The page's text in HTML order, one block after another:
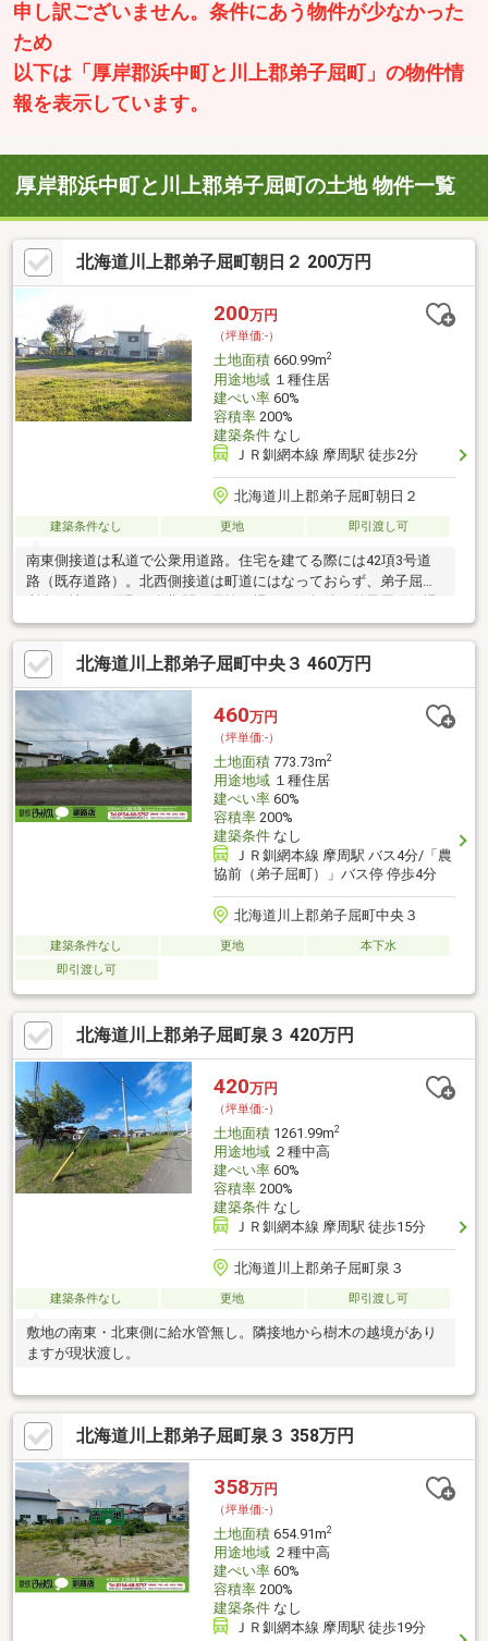
申し訳ございません。条件にあう物件が少なかった
ため
以下は「厚岸郡浜中町と川上郡弟子屈町」の物件情
報を表示しています。
厚岸郡浜中町と川上郡弟子屈町の土地 物件一覧
北海道川上郡弟子屈町朝日２ 200万円
200万円
（坪単価:-）
土地面積660.99m2
用途地域１種住居
建ぺい率60%
容積率200%
建築条件なし
ＪＲ釧網本線 摩周駅 徒歩2分
北海道川上郡弟子屈町朝日２
建築条件なし 更地 即引渡し可
南東側接道は私道で公衆用道路。住宅を建てる際には42項3号道
路（既存道路）。北西側接道は町道にはなっておらず、弟子屈町
が利用している。南東側私道に埋設されている給水管は私設管。
測量後隣接地からの越境が確認される場合があります。詳しくは
お問い合わせください。
北海道川上郡弟子屈町中央３ 460万円
460万円
（坪単価:-）
土地面積773.73m2
用途地域１種住居
建ぺい率60%
容積率200%
建築条件なし
ＪＲ釧網本線 摩周駅 バス4分/「農
協前（弟子屈町）」バス停 停歩4分
北海道川上郡弟子屈町中央３
建築条件なし 更地
本下水
即引渡し可
北海道川上郡弟子屈町泉３ 420万円
420万円
（坪単価:-）
土地面積1261.99m2
用途地域２種中高
建ぺい率60%
容積率200%
建築条件なし
ＪＲ釧網本線 摩周駅 徒歩15分
北海道川上郡弟子屈町泉３
建築条件なし 更地 即引渡し可
敷地の南東・北東側に給水管無し。隣接地から樹木の越境があり
ますが現状渡し。
北海道川上郡弟子屈町泉３ 358万円
358万円
（坪単価:-）
土地面積654.91m2
用途地域２種中高
建ぺい率60%
容積率200%
建築条件なし
ＪＲ釧網本線 摩周駅 徒歩19分